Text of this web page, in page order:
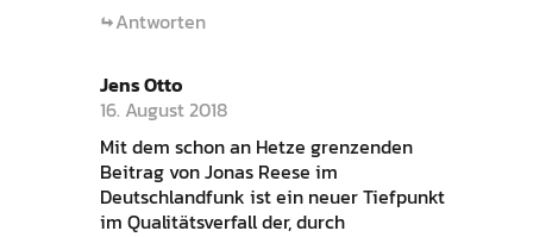
Antworten
Jens Otto
16. August 2018
Mit dem schon an Hetze grenzenden
Beitrag von Jonas Reese im
Deutschlandfunk ist ein neuer Tiefpunkt
im Qualitätsverfall der, durch